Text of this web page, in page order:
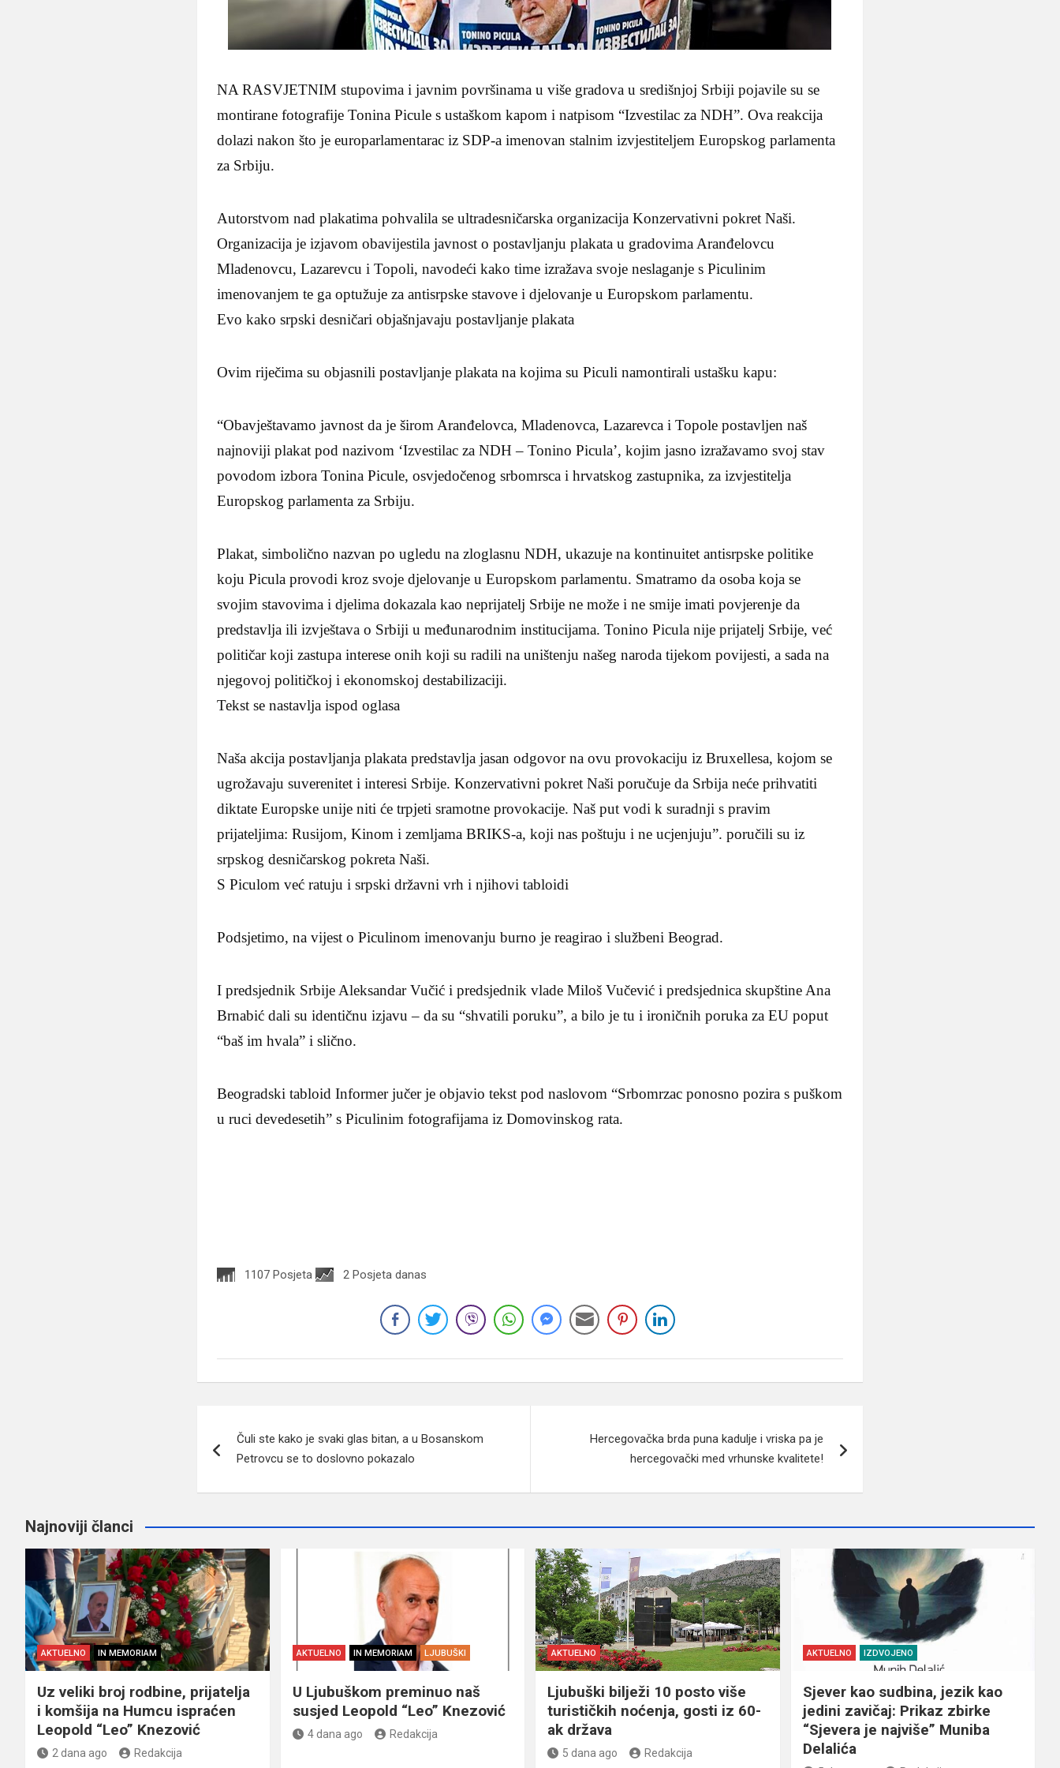
NA RASVJETNIM stupovima i javnim površinama u više gradova u središnjoj Srbiji pojavile su se
montirane fotografije Tonina Picule s ustaškom kapom i natpisom “Izvestilac za NDH”. Ova reakcija
dolazi nakon što je europarlamentarac iz SDP-a imenovan stalnim izvjestiteljem Europskog parlamenta
za Srbiju.
Autorstvom nad plakatima pohvalila se ultradesničarska organizacija Konzervativni pokret Naši.
Organizacija je izjavom obavijestila javnost o postavljanju plakata u gradovima Aranđelovcu
Mladenovcu, Lazarevcu i Topoli, navodeći kako time izražava svoje neslaganje s Piculinim
imenovanjem te ga optužuje za antisrpske stavove i djelovanje u Europskom parlamentu.
Evo kako srpski desničari objašnjavaju postavljanje plakata
Ovim riječima su objasnili postavljanje plakata na kojima su Piculi namontirali ustašku kapu:
“Obavještavamo javnost da je širom Aranđelovca, Mladenovca, Lazarevca i Topole postavljen naš
najnoviji plakat pod nazivom ‘Izvestilac za NDH – Tonino Picula’, kojim jasno izražavamo svoj stav
povodom izbora Tonina Picule, osvjedočenog srbomrsca i hrvatskog zastupnika, za izvjestitelja
Europskog parlamenta za Srbiju.
Plakat, simbolično nazvan po ugledu na zloglasnu NDH, ukazuje na kontinuitet antisrpske politike
koju Picula provodi kroz svoje djelovanje u Europskom parlamentu. Smatramo da osoba koja se
svojim stavovima i djelima dokazala kao neprijatelj Srbije ne može i ne smije imati povjerenje da
predstavlja ili izvještava o Srbiji u međunarodnim institucijama. Tonino Picula nije prijatelj Srbije, već
političar koji zastupa interese onih koji su radili na uništenju našeg naroda tijekom povijesti, a sada na
njegovoj političkoj i ekonomskoj destabilizaciji.
Tekst se nastavlja ispod oglasa
Naša akcija postavljanja plakata predstavlja jasan odgovor na ovu provokaciju iz Bruxellesa, kojom se
ugrožavaju suverenitet i interesi Srbije. Konzervativni pokret Naši poručuje da Srbija neće prihvatiti
diktate Europske unije niti će trpjeti sramotne provokacije. Naš put vodi k suradnji s pravim
prijateljima: Rusijom, Kinom i zemljama BRIKS-a, koji nas poštuju i ne ucjenjuju”. poručili su iz
srpskog desničarskog pokreta Naši.
S Piculom već ratuju i srpski državni vrh i njihovi tabloidi
Podsjetimo, na vijest o Piculinom imenovanju burno je reagirao i službeni Beograd.
I predsjednik Srbije Aleksandar Vučić i predsjednik vlade Miloš Vučević i predsjednica skupštine Ana
Brnabić dali su identičnu izjavu – da su “shvatili poruku”, a bilo je tu i ironičnih poruka za EU poput
“baš im hvala” i slično.
Beogradski tabloid Informer jučer je objavio tekst pod naslovom “Srbomrzac ponosno pozira s puškom
u ruci devedesetih” s Piculinim fotografijama iz Domovinskog rata.
1107 Posjeta 2 Posjeta danas
članaka
Čuli ste kako je svaki glas bitan, a u Bosanskom
Petrovcu se to doslovno pokazalo
Hercegovačka brda puna kadulje i vriska pa je
hercegovački med vrhunske kvalitete!
Najnoviji članci
AKTUELNO IN MEMORIAM
Uz veliki broj rodbine, prijatelja
i komšija na Humcu ispraćen
Leopold “Leo” Knezović
2 dana ago Redakcija
AKTUELNO IN MEMORIAM LJUBUŠKI
U Ljubuškom preminuo naš
susjed Leopold “Leo” Knezović
4 dana ago Redakcija
AKTUELNO
Ljubuški bilježi 10 posto više
turističkih noćenja, gosti iz 60-
ak država
5 dana ago Redakcija
AKTUELNO IZDVOJENO
Sjever kao sudbina, jezik kao
jedini zavičaj: Prikaz zbirke
“Sjevera je najviše” Muniba
Delalića